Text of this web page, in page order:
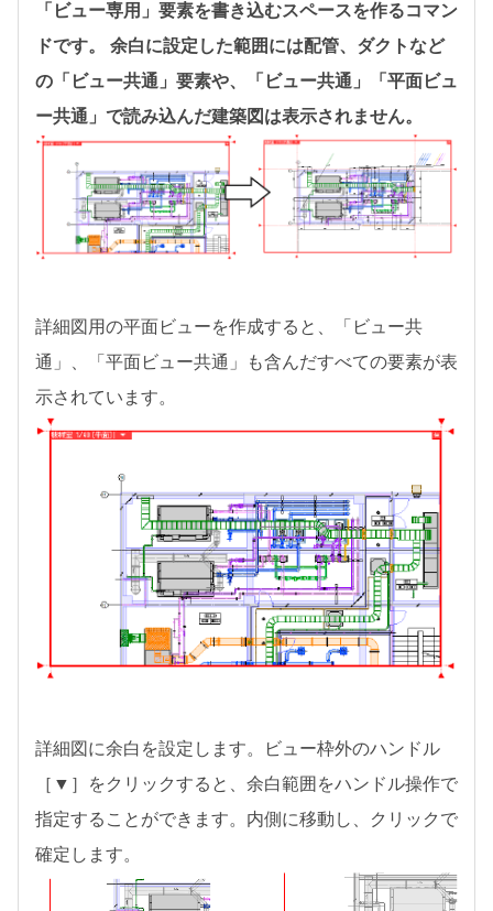
「ビュー専用」要素を書き込むスペースを作るコマン
ドです。 余白に設定した範囲には配管、ダクトなど
の「ビュー共通」要素や、「ビュー共通」「平面ビュ
ー共通」で読み込んだ建築図は表示されません。
詳細図用の平面ビューを作成すると、「ビュー共
通」、「平面ビュー共通」も含んだすべての要素が表
示されています。
詳細図に余白を設定します。ビュー枠外のハンドル
［▼］をクリックすると、余白範囲をハンドル操作で
指定することができます。内側に移動し、クリックで
確定します。